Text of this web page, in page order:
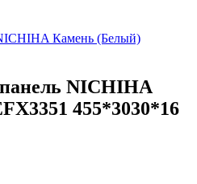
NICHIHA
455*3030*16